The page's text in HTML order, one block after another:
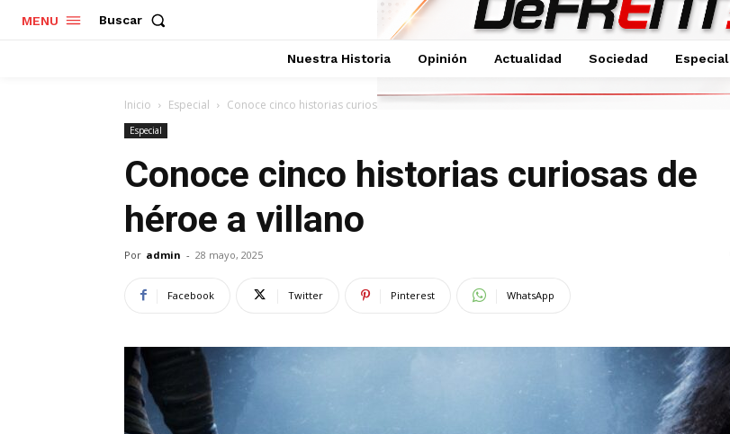
MENU Buscar
Nuestra Historia Opinión Actualidad Sociedad Especial
Inicio Especial Conoce cinco historias curiosas de héroe a villano
Especial
Conoce cinco historias curiosas de
héroe a villano
Por admin - 28 mayo, 2025
Facebook Twitter Pinterest WhatsApp